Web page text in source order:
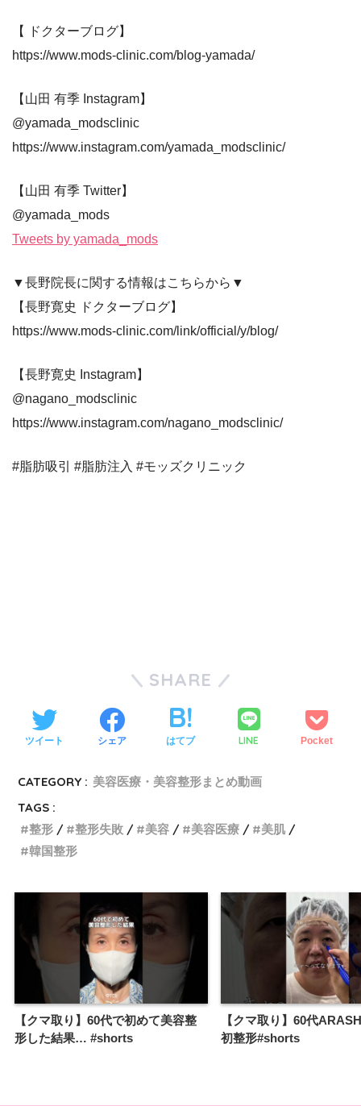
【 ドクターブログ】
https://www.mods-clinic.com/blog-yamada/
【山田 有季 Instagram】
@yamada_modsclinic
https://www.instagram.com/yamada_modsclinic/
【山田 有季 Twitter】
@yamada_mods
Tweets by yamada_mods
▼長野院長に関する情報はこちらから▼
【長野寛史 ドクターブログ】
https://www.mods-clinic.com/link/official/y/blog/
【長野寛史 Instagram】
@nagano_modsclinic
https://www.instagram.com/nagano_modsclinic/
#脂肪吸引 #脂肪注入 #モッズクリニック
SHARE
ツイート シェア はてブ LINE Pocket
CATEGORY : 美容医療・美容整形まとめ動画
TAGS :
整形
整形失敗 美容 美容医療
美肌
韓国整形
【クマ取り】60代で初めて美容整
形した結果… #shorts
【クマ取り】60代
初整形#shorts